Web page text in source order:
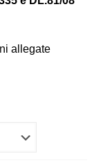
allegate